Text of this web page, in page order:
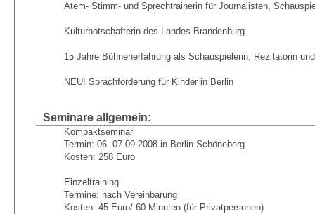
Atem- Stimm- und Sprechtrainerin für Journalisten,
Kulturbotschafterin des Landes Brandenburg.
15 Jahre Bühnenerfahrung als Schauspielerin, Rezitatorin
NEU! Sprachförderung für Kinder in Berlin
Seminare allgemein:
Kompaktseminar
Termin: 06.-07.09.2008 in Berlin-Schöneberg
Kosten: 258 Euro
Einzeltraining
Termine: nach Vereinbarung
Kosten: 45 Euro/ 60 Minuten (für Privatpersonen)